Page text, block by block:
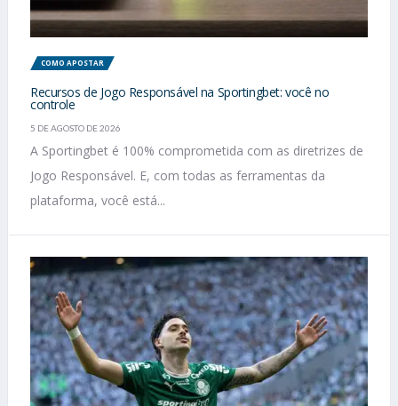
COMO APOSTAR
Recursos de Jogo Responsável na Sportingbet: você no
controle
5 DE AGOSTO DE 2026
A Sportingbet é 100% comprometida com as diretrizes de
Jogo Responsável. E, com todas as ferramentas da
plataforma, você está...